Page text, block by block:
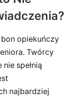
opiekuńczy
Twórcy
spełnią
najbardziej